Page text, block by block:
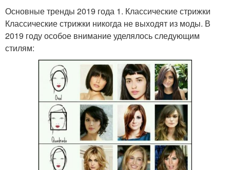
Основные тренды 2019 года 1. Классические стрижки
Классические стрижки никогда не выходят из моды. В
2019 году особое внимание уделялось следующим
стилям: